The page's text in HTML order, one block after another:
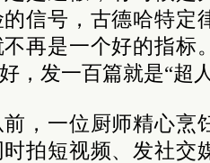
信号，古德哈特定
再是一个好的指标
，发一百篇就是“超
，一位厨师精心烹
拍短视频、发社交